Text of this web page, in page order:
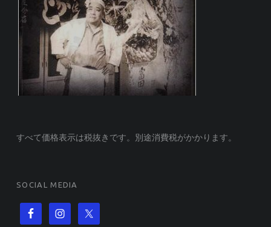
すべて価格表示は税抜きです。別途消費税がかかります。
SOCIAL MEDIA